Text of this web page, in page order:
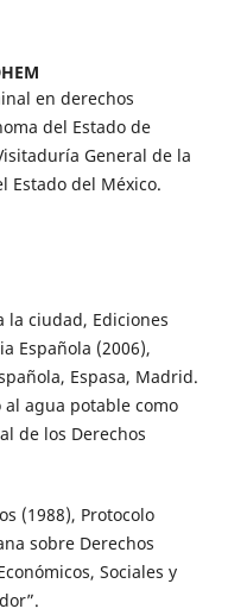
en derechos
del Estado de
General de la
Estado del México.
la ciudad, Ediciones
Española (2006),
Espasa, Madrid.
al agua potable como
de los Derechos
(1988), Protocolo
sobre Derechos
Sociales y